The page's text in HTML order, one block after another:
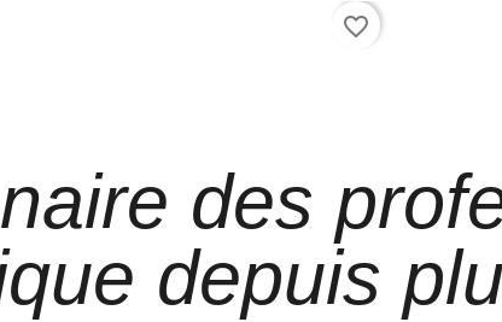
favorite_border
des
depuis